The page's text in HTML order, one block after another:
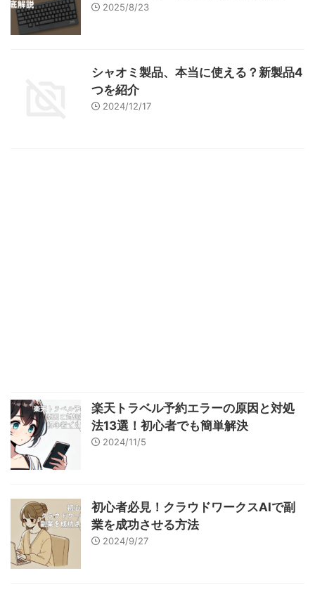
2025/8/23
シャオミ製品、本当に使える？新製品4
つを紹介
2024/12/17
楽天トラベル予約エラーの原因と対処
法13選！初心者でも簡単解決
2024/11/5
初心者必見！クラウドワークスAIで副
業を成功させる方法
2024/9/27